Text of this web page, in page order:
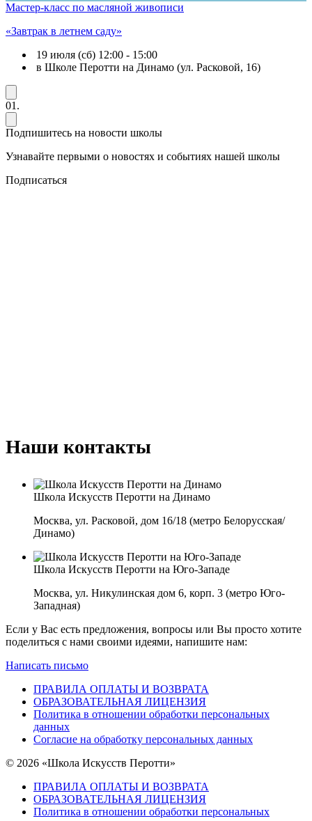
Мастер-класс по масляной живописи
«Завтрак в летнем саду»
19 июля (сб) 12:00 - 15:00
в Школе Перотти на Динамо (ул. Расковой, 16)
01.
Подпишитесь на новости школы
Узнавайте первыми о новостях и событиях нашей школы
Подписаться
Наши контакты
Школа Искусств Перотти на Динамо
Москва, ул. Расковой, дом 16/18 (метро Белорусская/
Динамо)
Школа Искусств Перотти на Юго-Западе
Москва, ул. Никулинская дом 6, корп. 3 (метро Юго-
Западная)
Если у Вас есть предложения, вопросы или Вы просто хотите
поделиться с нами своими идеями, напишите нам:
Написать письмо
ПРАВИЛА ОПЛАТЫ И ВОЗВРАТА
ОБРАЗОВАТЕЛЬНАЯ ЛИЦЕНЗИЯ
Политика в отношении обработки персональных
данных
Согласие на обработку персональных данных
© 2026 «Школа Искусств Перотти»
ПРАВИЛА ОПЛАТЫ И ВОЗВРАТА
ОБРАЗОВАТЕЛЬНАЯ ЛИЦЕНЗИЯ
Политика в отношении обработки персональных